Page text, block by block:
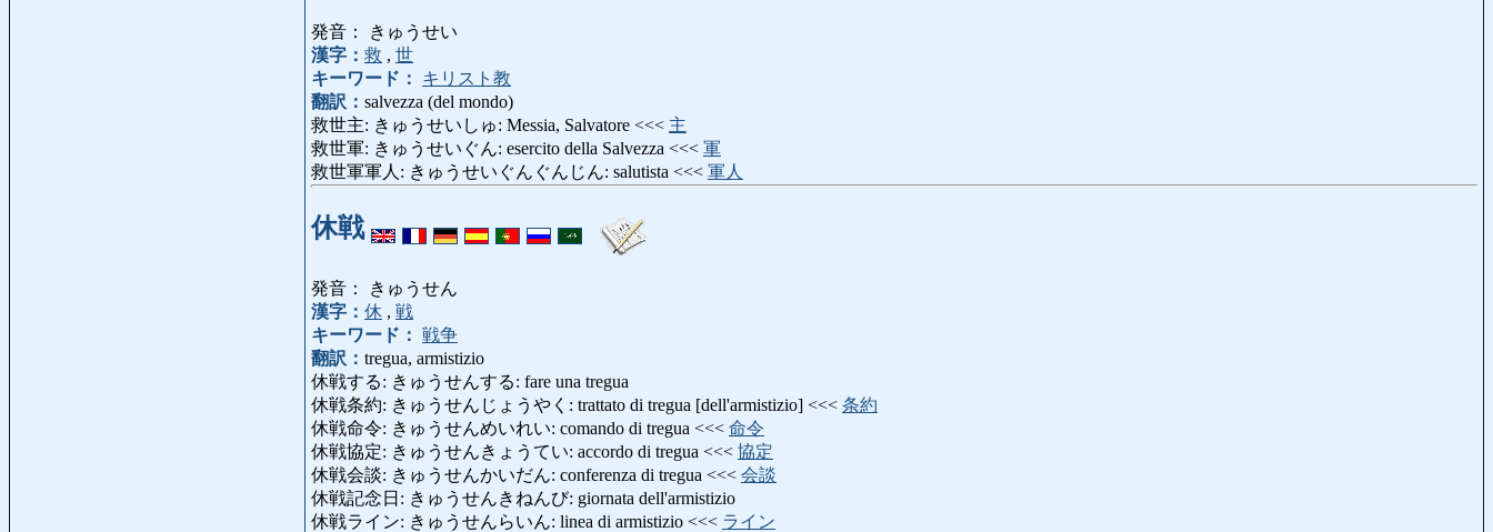
発音： きゅうせい
漢字： 救 , 世
キーワード：
キリスト教
翻訳： salvezza (del mondo)
救世主: きゅうせいしゅ: Messia, Salvatore <<< 主
救世軍: きゅうせいぐん: esercito della Salvezza <<< 軍
救世軍軍人: きゅうせいぐんぐんじん: salutista <<< 軍人
休戦
発音： きゅうせん
漢字： 休 , 戦
キーワード： 戦争
翻訳： tregua, armistizio
休戦する: きゅうせんする: fare una tregua
休戦条約: きゅうせんじょうやく: trattato di tregua [dell'armistizio] <<< 条約
休戦命令: きゅうせんめいれい: comando di tregua <<< 命令
休戦協定: きゅうせんきょうてい: accordo di tregua <<< 協定
休戦会談: きゅうせんかいだん: conferenza di tregua <<< 会談
休戦記念日: きゅうせんきねんび: giornata dell'armistizio
休戦ライン: きゅうせんらいん: linea di armistizio <<< ライン